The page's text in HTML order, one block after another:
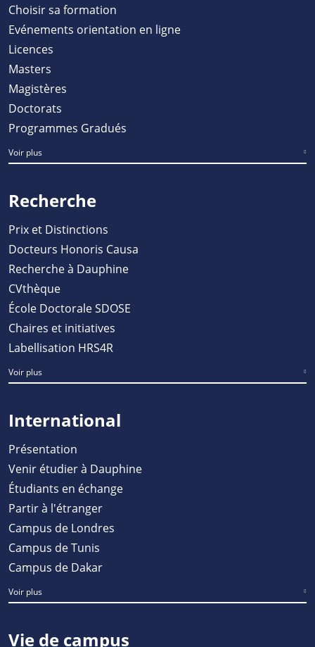
Choisir sa formation
Evénements orientation en ligne
Licences
Masters
Magistères
Doctorats
Programmes Gradués
Voir plus
Recherche
Prix et Distinctions
Docteurs Honoris Causa
Recherche à Dauphine
CVthèque
École Doctorale SDOSE
Chaires et initiatives
Labellisation HRS4R
Voir plus
International
Présentation
Venir étudier à Dauphine
Étudiants en échange
Partir à l'étranger
Campus de Londres
Campus de Tunis
Campus de Dakar
Voir plus
Vie de campus